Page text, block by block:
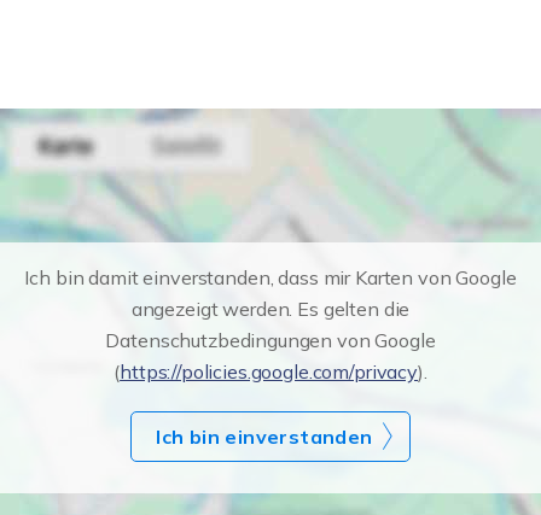
Ich bin damit einverstanden, dass mir Karten von Google
angezeigt werden. Es gelten die
Datenschutzbedingungen von Google
(https://policies.google.com/privacy).
Ich bin einverstanden